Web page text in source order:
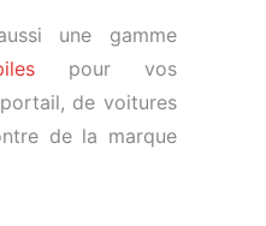
une gamme
pour vos
de voitures
de la marque